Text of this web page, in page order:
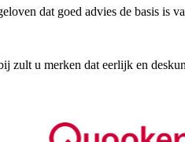
dat goed advies de basis is
u merken dat eerlijk en